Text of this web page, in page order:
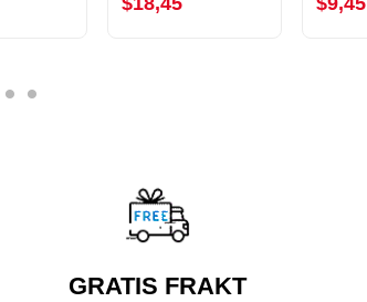
GRATIS FRAKT